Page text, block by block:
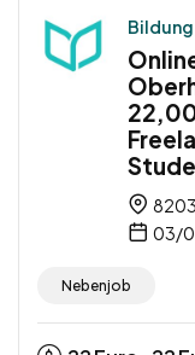
03/
Nebenjob